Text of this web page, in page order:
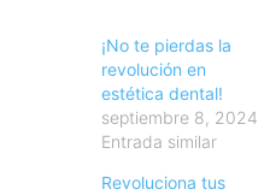
¡No te pierdas la
revolución en
estética dental!
septiembre 8, 2024
Entrada similar
Revoluciona tus